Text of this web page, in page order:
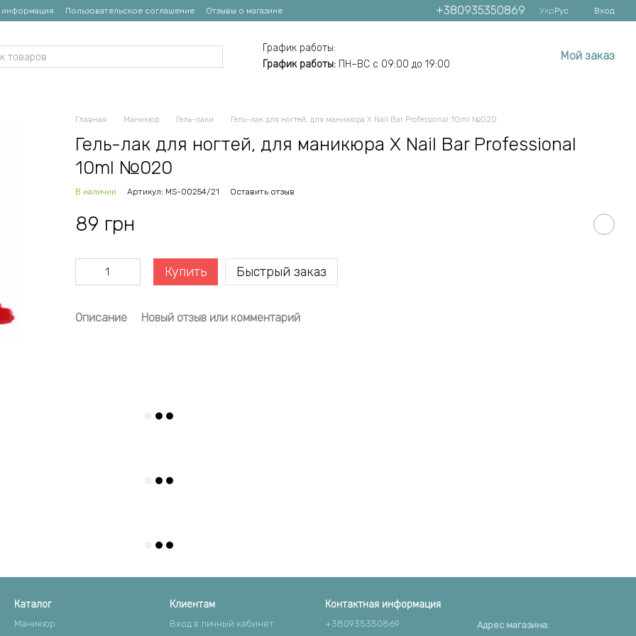
информация Пользовательское соглашение Отзывы о магазине +380935350869 УкрРус Вход
График работы:
График работы: ПН–ВС с 09:00 до 19:00
Мой заказ
Главная Маникюр Гель-лаки Гель-лак для ногтей, для маникюра X Nail Bar Professional 10ml №020
Гель-лак для ногтей, для маникюра X Nail Bar Professional
10ml №020
В наличии Артикул: MS-00254/21 Оставить отзыв
89 грн
Купить Быстрый заказ
Описание Новый отзыв или комментарий
Каталог
Маникюр
Клиентам
Вход в личный кабинет
Контактная информация
+380935350869
Адрес магазина: